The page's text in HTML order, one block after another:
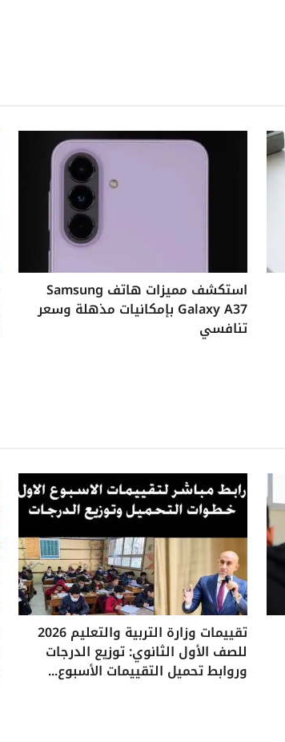
استكشف مميزات هاتف Samsung
Galaxy A37 بإمكانيات مذهلة وسعر
تنافسي
تقييمات وزارة التربية والتعليم 2026
للصف الأول الثانوي: توزيع الدرجات
وروابط تحميل التقييمات الأسبوع...